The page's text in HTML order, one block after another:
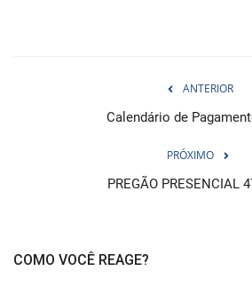
ANTERIOR
Calendário de
PRÓXIMO
PREGÃO PRESENCIAL
COMO VOCÊ REAGE?